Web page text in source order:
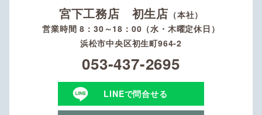
宮下工務店 初生店 （本社）
営業時間 8：30～18：00（水・木曜定休日）
浜松市中央区初生町964-2
053-437-2695
LINEで問合せる